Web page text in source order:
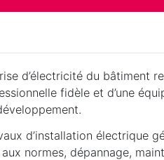
d’électricité du bâtiment
fidèle et d’une
d’installation électrique
normes, dépannage,